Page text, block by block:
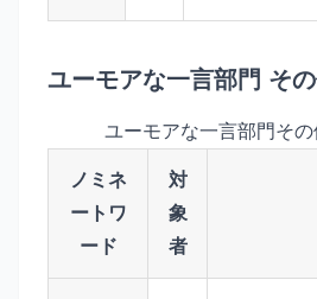
ユーモアな一言部門 そ
ユーモアな一言部門そ
ノミネ
ートワ
ード
対
象
者